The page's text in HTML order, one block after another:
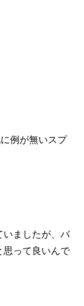
例が無いスプ
ましたが、バ
思って良いんで